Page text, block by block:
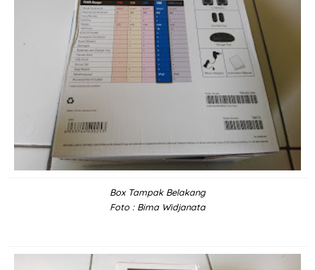
Box Tampak Belakang
Foto : Bima Widjanata